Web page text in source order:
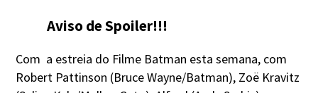
Aviso de Spoiler!!!
Com a estreia do Filme Batman esta semana, com
Robert Pattinson (Bruce Wayne/Batman), Zoë Kravitz